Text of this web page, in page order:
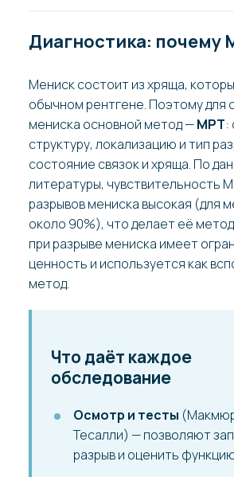
Диагностика: почему
Мениск состоит из хряща,
обычном рентгене. Поэтому для
мениска основной метод —МРТ:
структуру, локализацию и тип
состояние связок и хряща. По
литературы, чувствительность
разрывов мениска высокая (для
около 90%), что делает её
при разрыве мениска имеет
ценность и используется как
метод.
Что даёт каждое
обследование
Осмотр и тесты
Тесалли) — позволяют
разрыв и оценить